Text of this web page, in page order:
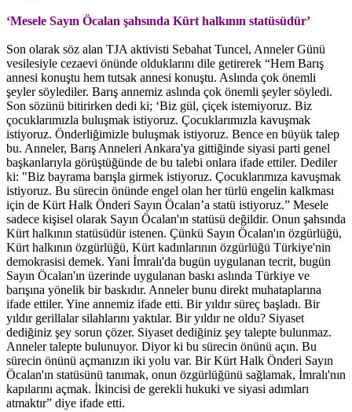
‘Mesele Sayın Öcalan şahsında Kürt halkının statüsüdür’
Son olarak söz alan TJA aktivisti Sebahat Tuncel, Anneler Günü
vesilesiyle cezaevi önünde olduklarını dile getirerek “Hem Barış
annesi konuştu hem tutsak annesi konuştu. Aslında çok önemli
şeyler söylediler. Barış annemiz aslında çok önemli şeyler söyledi.
Son sözünü bitirirken dedi ki; ‘Biz gül, çiçek istemiyoruz. Biz
çocuklarımızla buluşmak istiyoruz. Çocuklarımızla kavuşmak
istiyoruz. Önderliğimizle buluşmak istiyoruz. Bence en büyük talep
bu. Anneler, Barış Anneleri Ankara'ya gittiğinde siyasi parti genel
başkanlarıyla görüştüğünde de bu talebi onlara ifade ettiler. Dediler
ki: "Biz bayrama barışla girmek istiyoruz. Çocuklarımıza kavuşmak
istiyoruz. Bu sürecin önünde engel olan her türlü engelin kalkması
için de Kürt Halk Önderi Sayın Öcalan’a statü istiyoruz.” Mesele
sadece kişisel olarak Sayın Öcalan'ın statüsü değildir. Onun şahsında
Kürt halkının statüsüdür istenen. Çünkü Sayın Öcalan'ın özgürlüğü,
Kürt halkının özgürlüğü, Kürt kadınlarının özgürlüğü Türkiye'nin
demokrasisi demek. Yani İmralı'da bugün uygulanan tecrit, bugün
Sayın Öcalan'ın üzerinde uygulanan baskı aslında Türkiye ve
barışına yönelik bir baskıdır. Anneler bunu direkt muhataplarına
ifade ettiler. Yine annemiz ifade etti. Bir yıldır süreç başladı. Bir
yıldır gerillalar silahlarını yaktılar. Bir yıldır ne oldu? Siyaset
dediğiniz şey sorun çözer. Siyaset dediğiniz şey talepte bulunmaz.
Anneler talepte bulunuyor. Diyor ki bu sürecin önünü açın. Bu
sürecin önünü açmanızın iki yolu var. Bir Kürt Halk Önderi Sayın
Öcalan'ın statüsünü tanımak, onun özgürlüğünü sağlamak, İmralı'nın
kapılarını açmak. İkincisi de gerekli hukuki ve siyasi adımları
atmaktır” diye ifade etti.